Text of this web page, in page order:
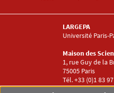
LARGEPA
Université Paris-
Maison des
1, rue Guy de la
75005 Paris
Tél. +33 (0)1 83
Menu RS LARGEPA